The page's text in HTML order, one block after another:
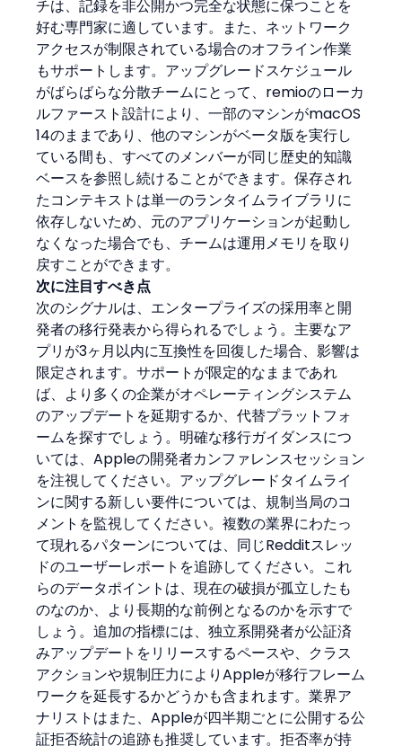
チは、記録を非公開かつ完全な状態に保つことを
好む専門家に適しています。また、ネットワーク
アクセスが制限されている場合のオフライン作業
もサポートします。アップグレードスケジュール
がばらばらな分散チームにとって、remioのローカ
ルファースト設計により、一部のマシンがmacOS
14のままであり、他のマシンがベータ版を実行し
ている間も、すべてのメンバーが同じ歴史的知識
ベースを参照し続けることができます。保存され
たコンテキストは単一のランタイムライブラリに
依存しないため、元のアプリケーションが起動し
なくなった場合でも、チームは運用メモリを取り
戻すことができます。
次に注目すべき点
次のシグナルは、エンタープライズの採用率と開
発者の移行発表から得られるでしょう。主要なア
プリが3ヶ月以内に互換性を回復した場合、影響は
限定されます。サポートが限定的なままであれ
ば、より多くの企業がオペレーティングシステム
のアップデートを延期するか、代替プラットフォ
ームを探すでしょう。明確な移行ガイダンスにつ
いては、Appleの開発者カンファレンスセッション
を注視してください。アップグレードタイムライ
ンに関する新しい要件については、規制当局のコ
メントを監視してください。複数の業界にわたっ
て現れるパターンについては、同じRedditスレッ
ドのユーザーレポートを追跡してください。これ
らのデータポイントは、現在の破損が孤立したも
のなのか、より長期的な前例となるのかを示すで
しょう。追加の指標には、独立系開発者が公証済
みアップデートをリリースするペースや、クラス
アクションや規制圧力によりAppleが移行フレーム
ワークを延長するかどうかも含まれます。業界ア
ナリストはまた、Appleが四半期ごとに公開する公
証拒否統計の追跡も推奨しています。拒否率が持